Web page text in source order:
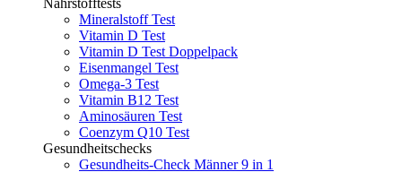
Mineralstoff Test
Vitamin D Test
Vitamin D Test Doppelpack
Eisenmangel Test
Omega-3 Test
Vitamin B12 Test
Aminosäuren Test
Coenzym Q10 Test
Gesundheitschecks
Gesundheits-Check Männer 9 in 1